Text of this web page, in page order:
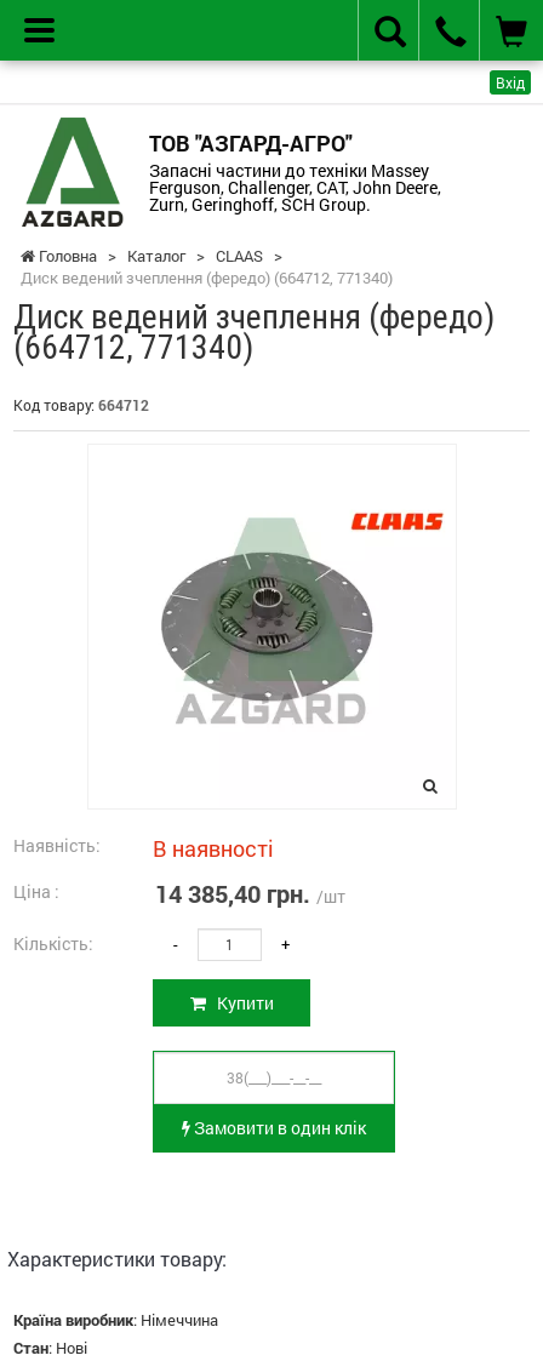
Вхід
ТОВ "АЗГАРД-АГРО"
Запасні частини до техніки Massey
Ferguson, Challenger, CAT, John Deere,
Zurn, Geringhoff, SCH Group.
Головна > Каталог > CLAAS >
Диск ведений зчеплення (фередо) (664712, 771340)
Диск ведений зчеплення (фередо)
(664712, 771340)
Код товару: 664712
Наявність: В наявності
Ціна : 14 385,40 грн. /шт
Кількість: - +
Купити
Замовити в один клік
Характеристики товару:
Країна виробник: Німеччина
Стан: Нові